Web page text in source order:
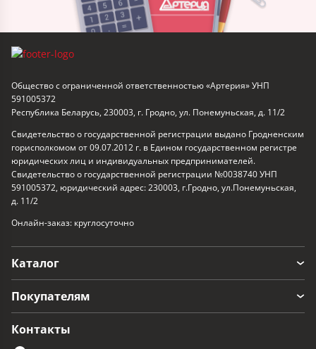
Общество с ограниченной ответственностью «Артерия» УНП
591005372
Республика Беларусь, 230003, г. Гродно, ул. Понемуньская, д. 11/2
Свидетельство о государственной регистрации выдано Гродненским
горисполкомом от 09.07.2012 г. в Едином государственном регистре
юридических лиц и индивидуальных предпринимателей.
Свидетельство о государственной регистрации №0038740 УНП
591005372, юридический адрес: 230003, г.Гродно, ул.Понемуньская,
д. 11/2
Онлайн-заказ: круглосуточно
Каталог
Покупателям
Контакты